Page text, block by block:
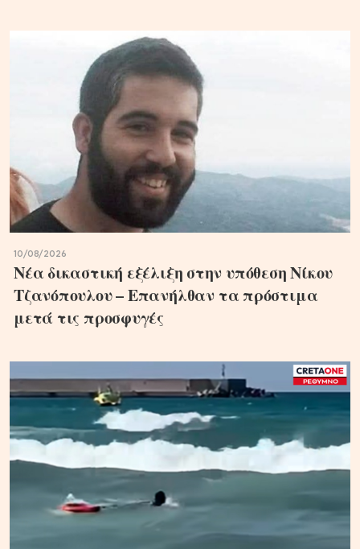
10/08/2026
Νέα δικαστική εξέλιξη στην υπόθεση Νίκου
Τζανόπουλου – Επανήλθαν τα πρόστιμα
μετά τις προσφυγές